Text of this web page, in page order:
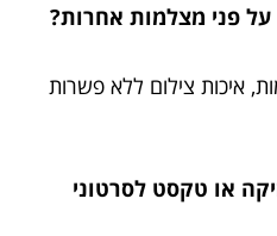
על פני מצלמות אחרות?
איכות צילום ללא פשרות
או טקסט לסרטוני